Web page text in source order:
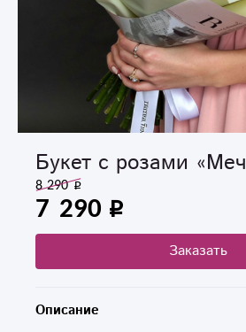
Букет с розами
7 290
8 290
Заказать
Описание